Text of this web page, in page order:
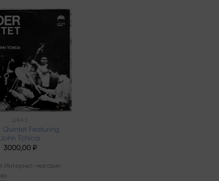
ДЖАЗ
Quintet Featuring
John Tchicai
3000,00 ₽
Интернет-магазин